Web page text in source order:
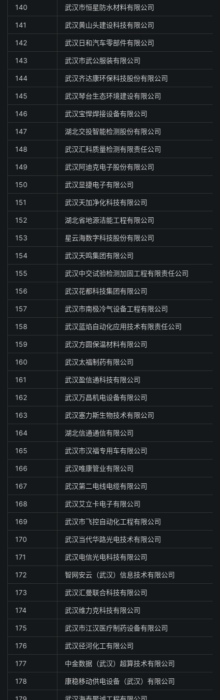
140 武汉市恒星防水材料有限公司
141 武汉黄山头建设科技有限公司
142 武汉日和汽车零部件有限公司
143 武汉市武公服装有限公司
144 武汉齐达康环保科技股份有限公司
145 武汉琴台生态环境建设有限公司
146 武汉宝悍焊接设备有限公司
147 湖北交投智能检测股份有限公司
148 武汉汇科质量检测有限责任公司
149 武汉阿迪克电子股份有限公司
150 武汉显捷电子有限公司
151 武汉天加净化科技有限公司
152 湖北省地源洁能工程有限公司
153 星云海数字科技股份有限公司
154 武汉天鸣集团有限公司
155 武汉中交试验检测加固工程有限责任公司
156 武汉花都科技集团有限公司
157 武汉市南极冷气设备工程有限公司
158 武汉蓝焰自动化应用技术有限责任公司
159 武汉方圆保温材料有限公司
160 武汉太福制药有限公司
161 武汉盈信通科技有限公司
162 武汉万昌机电设备有限公司
163 武汉塞力斯生物技术有限公司
164 湖北信通通信有限公司
165 武汉市汉福专用车有限公司
166 武汉唯康管业有限公司
167 武汉第二电线电缆有限公司
168 武汉艾立卡电子有限公司
169 武汉市飞控自动化工程有限公司
170 武汉当代华路光电技术有限公司
171 武汉电信光电科技有限公司
172 智网安云（武汉）信息技术有限公司
173 武汉汇曼联合科技有限公司
174 武汉维力克科技有限公司
175 武汉市江汉医疗制药设备有限公司
176 武汉径河化工有限公司
177 中金数据（武汉）超算技术有限公司
178 康稳移动供电设备（武汉）有限公司